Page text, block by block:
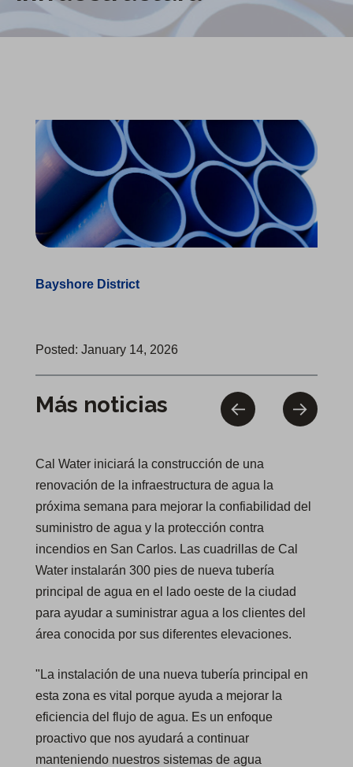
Bayshore District
Posted: January 14, 2026
Más noticias
Cal Water iniciará la construcción de una
renovación de la infraestructura de agua la
próxima semana para mejorar la confiabilidad del
suministro de agua y la protección contra
incendios en San Carlos. Las cuadrillas de Cal
Water instalarán 300 pies de nueva tubería
principal de agua en el lado oeste de la ciudad
para ayudar a suministrar agua a los clientes del
área conocida por sus diferentes elevaciones.
"La instalación de una nueva tubería principal en
esta zona es vital porque ayuda a mejorar la
eficiencia del flujo de agua. Es un enfoque
proactivo que nos ayudará a continuar
manteniendo nuestros sistemas de agua